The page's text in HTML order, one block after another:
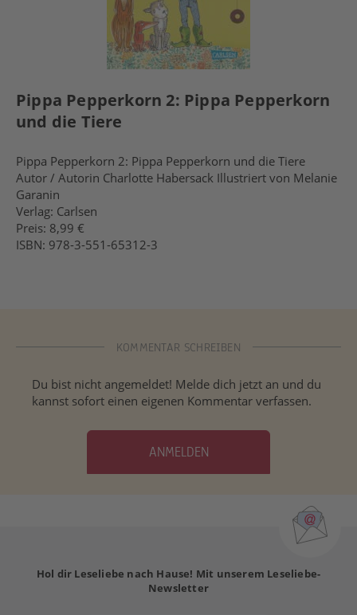
Pippa Pepperkorn 2: Pippa Pepperkorn
und die Tiere
Pippa Pepperkorn 2: Pippa Pepperkorn und die Tiere
Autor / Autorin Charlotte Habersack Illustriert von Melanie
Garanin
Verlag: Carlsen
Preis: 8,99 €
ISBN: 978-3-551-65312-3
KOMMENTAR SCHREIBEN
Du bist nicht angemeldet! Melde dich jetzt an und du
kannst sofort einen eigenen Kommentar verfassen.
ANMELDEN
Hol dir Leseliebe nach Hause! Mit unserem Leseliebe-
Newsletter